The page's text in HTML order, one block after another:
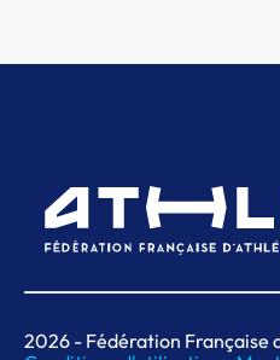
2026 - Fédération Française